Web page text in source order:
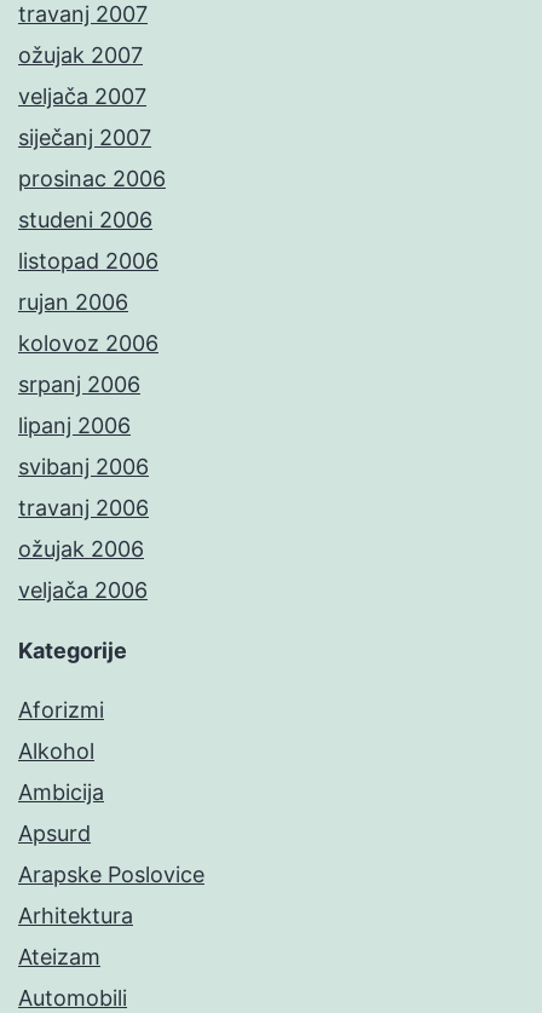
travanj 2007
ožujak 2007
veljača 2007
siječanj 2007
prosinac 2006
studeni 2006
listopad 2006
rujan 2006
kolovoz 2006
srpanj 2006
lipanj 2006
svibanj 2006
travanj 2006
ožujak 2006
veljača 2006
Kategorije
Aforizmi
Alkohol
Ambicija
Apsurd
Arapske Poslovice
Arhitektura
Ateizam
Automobili